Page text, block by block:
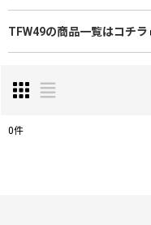
TFW49の商品一覧はコチラ
0件